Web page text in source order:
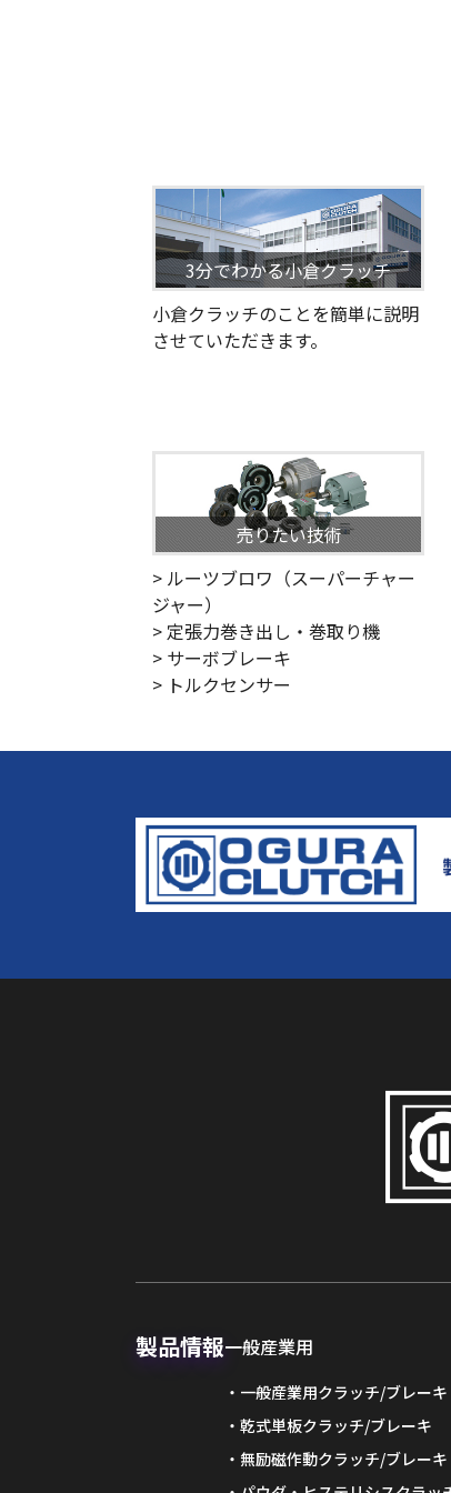
3分でわかる小倉クラッチ
小倉クラッチのことを簡単に説明
させていただきます。
売りたい技術
> ルーツブロワ（スーパーチャー
ジャー）
> 定張力巻き出し・巻取り機
> サーボブレーキ
> トルクセンサー
製品情報一般産業用
一般産業用クラッチ/ブレーキ
乾式単板クラッチ/ブレーキ
無励磁作動クラッチ/ブレーキ